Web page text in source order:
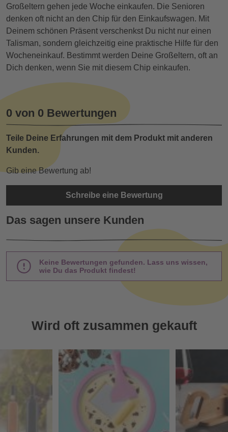
Großeltern gehen jede Woche einkaufen. Die Senioren
denken oft nicht an den Chip für den Einkaufswagen. Mit
Deinem schönen Präsent verschenkst Du nicht nur einen
Talisman, sondern gleichzeitig eine praktische Hilfe für den
Wocheneinkauf. Bestimmt werden Deine Großeltern, oft an
Dich denken, wenn Sie mit diesem Chip einkaufen.
0 von 0 Bewertungen
Teile Deine Erfahrungen mit dem Produkt mit anderen
Kunden.
Gib eine Bewertung ab!
Schreibe eine Bewertung
Das sagen unsere Kunden
Keine Bewertungen gefunden. Lass uns wissen,
wie Du das Produkt findest!
Wird oft zusammen gekauft